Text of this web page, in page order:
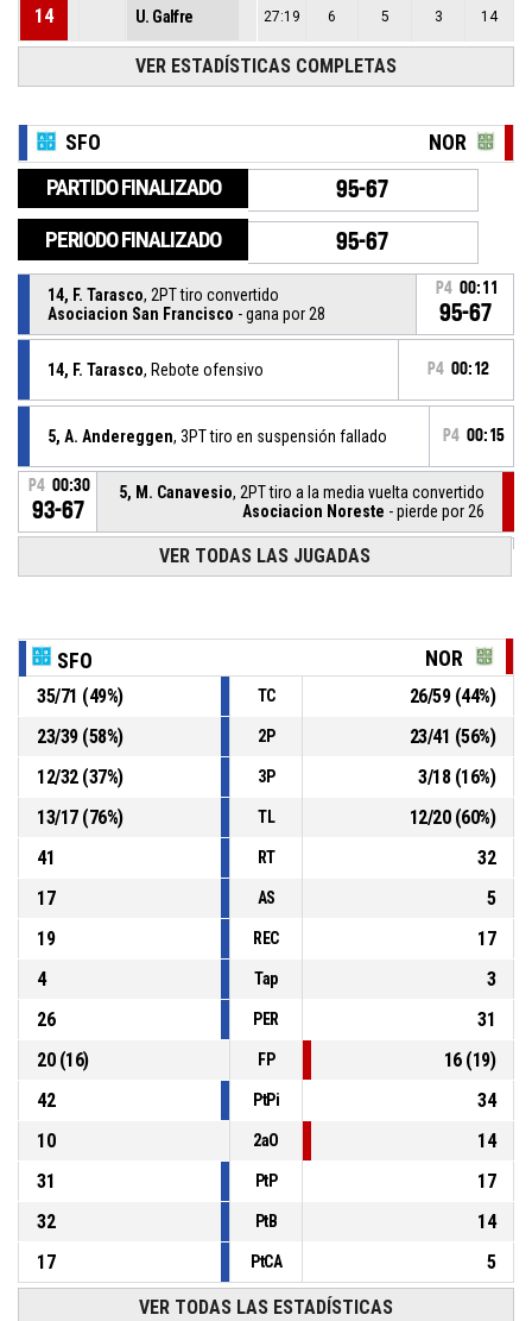
14 U. Galfre 27:19 6 5 3 14
VER ESTADÍSTICAS COMPLETAS
SFO NOR
PARTIDO FINALIZADO 95-67
PERIODO FINALIZADO 95-67
14, F. Tarasco, 2PT tiro convertido
Asociacion San Francisco - gana por 28
P4 00:11
95-67
14, F. Tarasco, Rebote ofensivo P4 00:12
5, A. Andereggen, 3PT tiro en suspensión fallado P4 00:15
P4 00:30
93-67
5, M. Canavesio, 2PT tiro a la media vuelta convertido
Asociacion Noreste - pierde por 26
, Asistencia
Asociacion San Francisco- gana por 28 93-65
13, I. Bergmans P4 01:04
P4 01:04 10, A. Alvarez , Pérdida por mal pase
VER TODAS LAS JUGADAS
SFO NOR
35/71 (49%) TC 26/59(44%)
23/39(58%) 2P 23/41 (56%)
12/32(37%) 3P 3/18(16%)
13/17(76%) TL 12/20(60%)
41
RT
32
17
AS
5
19
REC
17
4
Tap
3
26
PER
31
20(16) FP 16(19)
42
PtPi
34
10
2aO
14
31
PtP
17
32
PtB
14
17
PtCA 5
VER TODAS LAS ESTADÍSTICAS